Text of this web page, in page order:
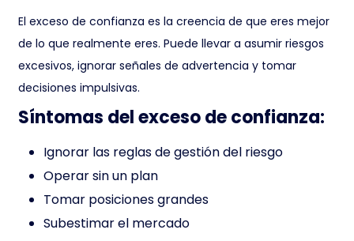
El exceso de confianza es la creencia de que eres mejor
de lo que realmente eres. Puede llevar a asumir riesgos
excesivos, ignorar señales de advertencia y tomar
decisiones impulsivas.
Síntomas del exceso de confianza:
Ignorar las reglas de gestión del riesgo
Operar sin un plan
Tomar posiciones grandes
Subestimar el mercado